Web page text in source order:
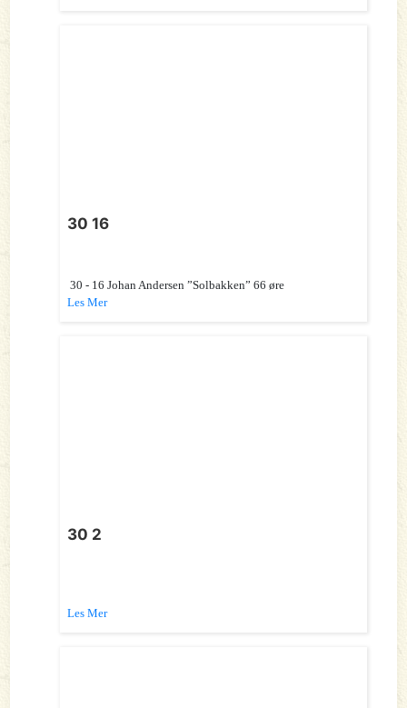
30 16
30 - 16 Johan Andersen ”Solbakken” 66 øre
Les Mer
30 2
Les Mer